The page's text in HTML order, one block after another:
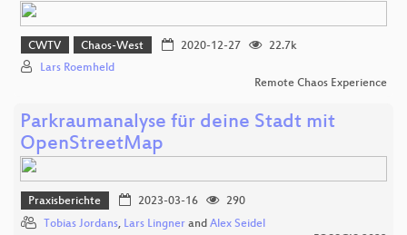
CWTV Chaos-West 2020-12-27
22.7k
Lars Roemheld
Remote Chaos Experience
Parkraumanalyse für deine Stadt mit
OpenStreetMap
Praxisberichte 2023-03-16
290
Tobias Jordans, Lars Lingner and Alex Seidel